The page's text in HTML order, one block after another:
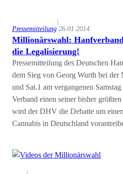
Pressemitteilung
|
26.01.2014
Millionärswahl:
die Legalisierung!
Pressemitteilung des Deutschen
dem Sieg von Georg Wurth bei
und Sat.1 am vergangenen
Verband einen seiner bisher
wird der DHV die Debatte um
Cannabis in Deutschland